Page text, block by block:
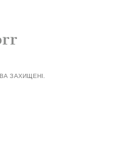
ЗАХИЩЕНІ.